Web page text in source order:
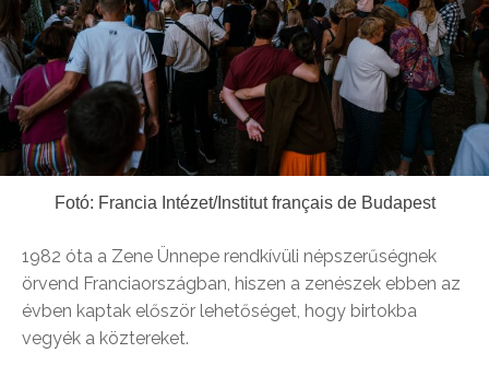
Fotó: Francia Intézet/Institut français de Budapest
1982 óta a Zene Ünnepe rendkívüli népszerűségnek
örvend Franciaországban, hiszen a zenészek ebben az
évben kaptak először lehetőséget, hogy birtokba
vegyék a köztereket.